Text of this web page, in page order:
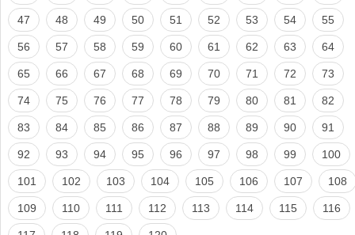
47 48 49 50 51 52 53 54 55
56 57 58 59 60 61 62 63 64
65 66 67 68 69 70 71 72 73
74 75 76 77 78 79 80 81 82
83 84 85 86 87 88 89 90 91
92 93 94 95 96 97 98 99 100
101 102 103 104 105 106 107 108
109 110 111 112 113 114 115 116